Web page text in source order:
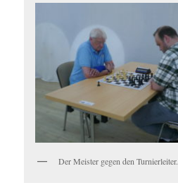
Der Meister gegen den Turnierleiter.